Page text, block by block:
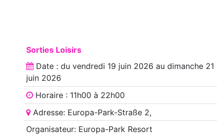
Sorties Loisirs
Date : du vendredi 19 juin 2026 au dimanche 21
juin 2026
Horaire : 11h00 à 22h00
Adresse: Europa-Park-Straße 2,
Organisateur: Europa-Park Resort